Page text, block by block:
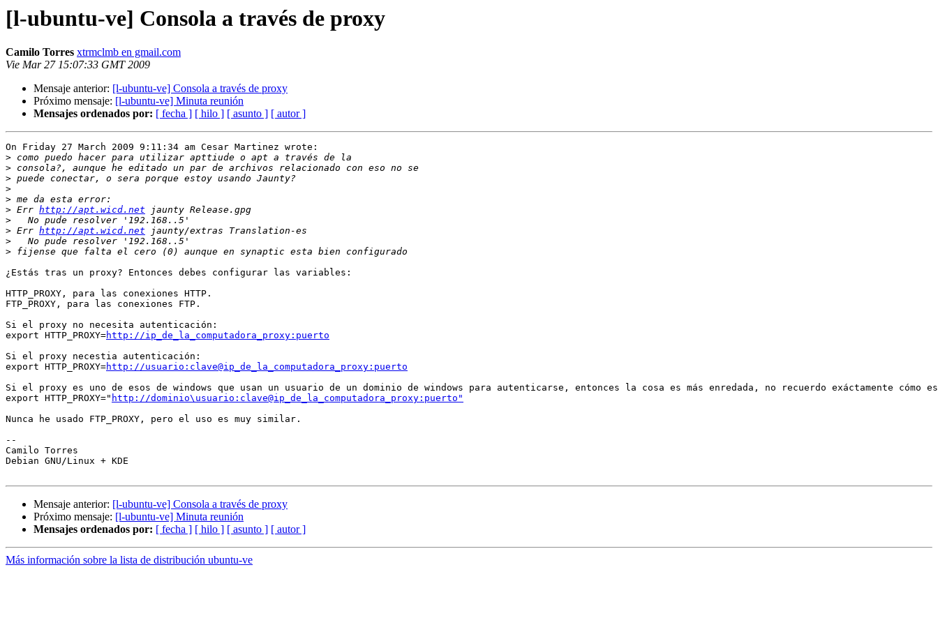
[l-ubuntu-ve] Consola a través de proxy
Camilo Torres xtrmclmb en gmail.com
Vie Mar 27 15:07:33 GMT 2009
Mensaje anterior: [l-ubuntu-ve] Consola a través de proxy
Próximo mensaje: [l-ubuntu-ve] Minuta reunión
Mensajes ordenados por: [ fecha ] [ hilo ] [ asunto ] [ autor ]
On Friday 27 March 2009 9:11:34 am Cesar Martinez wrote:
>
>
>
>
>
> Err http://apt.wicd.net
>
> Err http://apt.wicd.net
>
>
¿Estás tras un proxy? Entonces debes configurar las variables:
HTTP_PROXY, para las conexiones HTTP.
FTP_PROXY, para las conexiones FTP.
Si el proxy no necesita autenticación:
export HTTP_PROXY=http://ip_de_la_computadora_proxy:puerto
Si el proxy necestia autenticación:
export HTTP_PROXY=http://usuario:clave@ip_de_la_computadora_proxy:puerto
Si el proxy es uno de esos de windows que usan un usuario de un dominio de windows para autenticarse, entonces la cosa es más enredada, no recuerdo exáctamente cómo
export HTTP_PROXY=" http://dominio\usuario:clave@ip_de_la_computadora_proxy:puerto"
Nunca he usado FTP_PROXY, pero el uso es muy similar.
--
Camilo Torres
Debian GNU/Linux + KDE
Mensaje anterior: [l-ubuntu-ve] Consola a través de proxy
Próximo mensaje: [l-ubuntu-ve] Minuta reunión
Mensajes ordenados por: [ fecha ] [ hilo ] [ asunto ] [ autor ]
Más información sobre la lista de distribución ubuntu-ve